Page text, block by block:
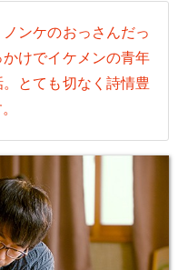
ンケのおっさんだっ
けでイケメンの青年
とても切なく詩情豊